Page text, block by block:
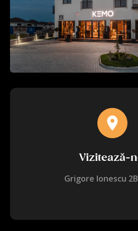
Vizitează-
Grigore Ionescu